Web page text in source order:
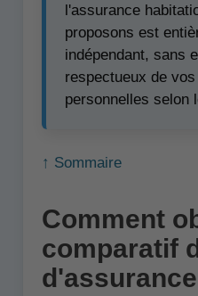
l'assurance
proposons est
indépendant, sans
respectueux de vos
personnelles selon
↑ Sommaire
Comment
comparatif